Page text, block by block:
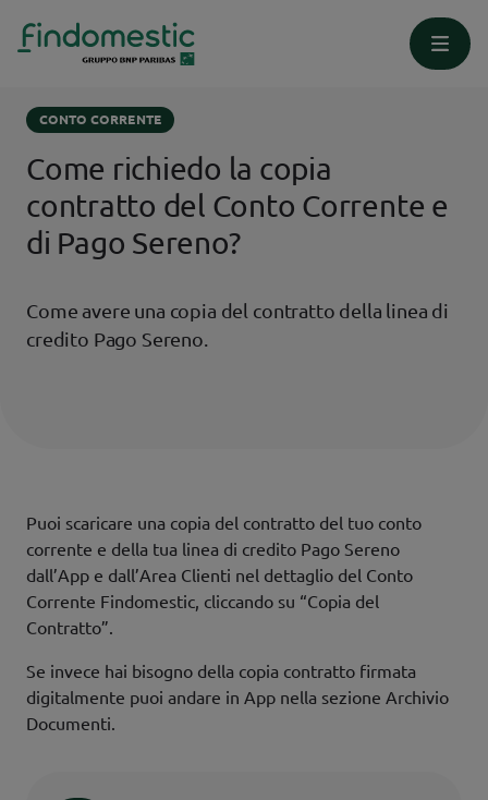
Homepage Supporto
CONTO CORRENTE
Come richiedo la copia
contratto del Conto Corrente e
di Pago Sereno?
Come avere una copia del contratto della linea di
credito Pago Sereno.
Puoi scaricare una copia del contratto del tuo conto
corrente e della tua linea di credito Pago Sereno
dall’App e dall’Area Clienti nel dettaglio del Conto
Corrente Findomestic, cliccando su “Copia del
Contratto”.
Se invece hai bisogno della copia contratto firmata
digitalmente puoi andare in App nella sezione Archivio
Documenti.